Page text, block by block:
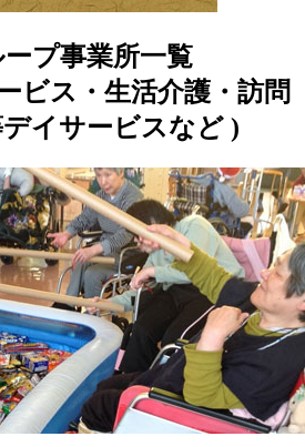
プ事業所一覧
ビス・生活介護・訪問
イサービスなど )